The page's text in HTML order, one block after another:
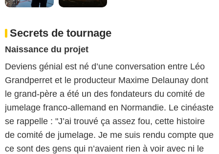
Secrets de tournage
Naissance du projet
Deviens génial est né d’une conversation entre Léo
Grandperret et le producteur Maxime Delaunay dont
le grand-père a été un des fondateurs du comité de
jumelage franco-allemand en Normandie. Le cinéaste
se rappelle : "J’ai trouvé ça assez fou, cette histoire
de comité de jumelage. Je me suis rendu compte que
ce sont des gens qui n’avaient rien à voir avec ni le